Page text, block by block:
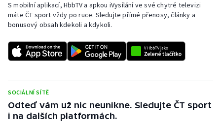
S mobilní aplikací, HbbTV a apkou iVysílání ve své chytré televizi
máte ČT sport vždy po ruce. Sledujte přímé přenosy, články a
bonusový obsah kdekoli a kdykoli.
SOCIÁLNÍ SÍTĚ
Odteď vám už nic neunikne. Sledujte ČT sport
i na dalších platformách.